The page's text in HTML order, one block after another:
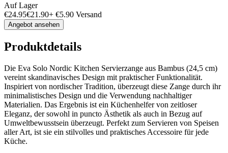
Auf Lager
€24.95€21.90+ €5.90 Versand
Angebot ansehen
Produktdetails
Die Eva Solo Nordic Kitchen Servierzange aus Bambus (24,5 cm)
vereint skandinavisches Design mit praktischer Funktionalität.
Inspiriert von nordischer Tradition, überzeugt diese Zange durch ihr
minimalistisches Design und die Verwendung nachhaltiger
Materialien. Das Ergebnis ist ein Küchenhelfer von zeitloser
Eleganz, der sowohl in puncto Ästhetik als auch in Bezug auf
Umweltbewusstsein überzeugt. Perfekt zum Servieren von Speisen
aller Art, ist sie ein stilvolles und praktisches Accessoire für jede
Küche.